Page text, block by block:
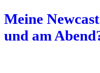
Meine
und am